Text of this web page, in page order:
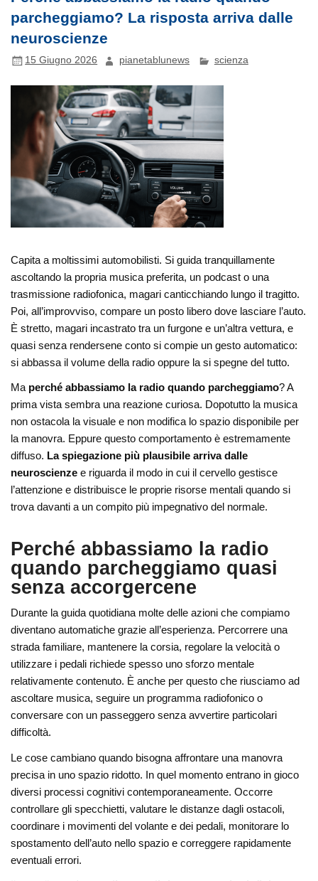
parcheggiamo? La risposta arriva dalle
neuroscienze
15 Giugno 2026 pianetablunews scienza
Capita a moltissimi automobilisti. Si guida tranquillamente
ascoltando la propria musica preferita, un podcast o una
trasmissione radiofonica, magari canticchiando lungo il tragitto.
Poi, all’improvviso, compare un posto libero dove lasciare l’auto.
È stretto, magari incastrato tra un furgone e un’altra vettura, e
quasi senza rendersene conto si compie un gesto automatico:
si abbassa il volume della radio oppure la si spegne del tutto.
Ma perché abbassiamo la radio quando parcheggiamo? A
prima vista sembra una reazione curiosa. Dopotutto la musica
non ostacola la visuale e non modifica lo spazio disponibile per
la manovra. Eppure questo comportamento è estremamente
diffuso. La spiegazione più plausibile arriva dalle
neuroscienze e riguarda il modo in cui il cervello gestisce
l’attenzione e distribuisce le proprie risorse mentali quando si
trova davanti a un compito più impegnativo del normale.
Perché abbassiamo la radio
quando parcheggiamo quasi
senza accorgercene
Durante la guida quotidiana molte delle azioni che compiamo
diventano automatiche grazie all’esperienza. Percorrere una
strada familiare, mantenere la corsia, regolare la velocità o
utilizzare i pedali richiede spesso uno sforzo mentale
relativamente contenuto. È anche per questo che riusciamo ad
ascoltare musica, seguire un programma radiofonico o
conversare con un passeggero senza avvertire particolari
difficoltà.
Le cose cambiano quando bisogna affrontare una manovra
precisa in uno spazio ridotto. In quel momento entrano in gioco
diversi processi cognitivi contemporaneamente. Occorre
controllare gli specchietti, valutare le distanze dagli ostacoli,
coordinare i movimenti del volante e dei pedali, monitorare lo
spostamento dell’auto nello spazio e correggere rapidamente
eventuali errori.